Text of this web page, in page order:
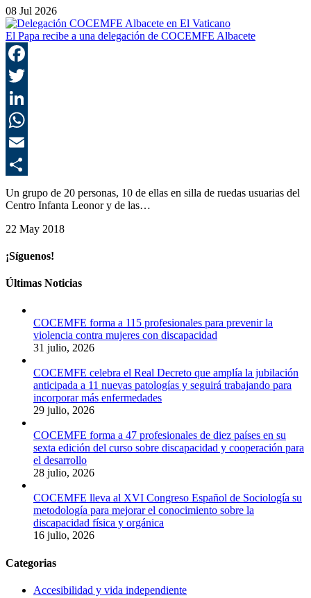
08 Jul 2026
El Papa recibe a una delegación de COCEMFE Albacete
Un grupo de 20 personas, 10 de ellas en silla de ruedas usuarias del
Centro Infanta Leonor y de las…
22 May 2018
¡Síguenos!
Últimas Noticias
COCEMFE forma a 115 profesionales para prevenir la
violencia contra mujeres con discapacidad
31 julio, 2026
COCEMFE celebra el Real Decreto que amplía la jubilación
anticipada a 11 nuevas patologías y seguirá trabajando para
incorporar más enfermedades
29 julio, 2026
COCEMFE forma a 47 profesionales de diez países en su
sexta edición del curso sobre discapacidad y cooperación para
el desarrollo
28 julio, 2026
COCEMFE lleva al XVI Congreso Español de Sociología su
metodología para mejorar el conocimiento sobre la
discapacidad física y orgánica
16 julio, 2026
Categorias
Accesibilidad y vida independiente